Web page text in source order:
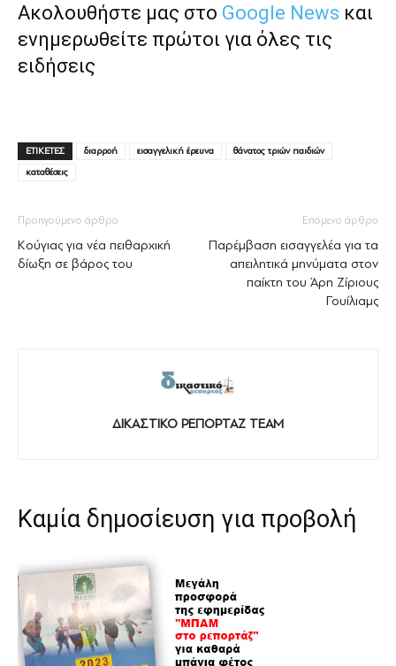
Ακολουθήστε μας στο Google News και
ενημερωθείτε πρώτοι για όλες τις
ειδήσεις
ΕΤΙΚΕΤΕΣ διαρροή εισαγγελική έρευνα
θάνατος τριών παιδιών
καταθέσεις
Προηγούμενο άρθρο
Κούγιας για νέα πειθαρχική
δίωξη σε βάρος του
Επόμενο άρθρο
Παρέμβαση εισαγγελέα για τα
απειλητικά μηνύματα στον
παίκτη του Άρη Ζίριους
Γουίλιαμς
ΔΙΚΑΣΤΙΚΟ ΡΕΠΟΡΤΑΖ TEAM
Καμία δημοσίευση για προβολή